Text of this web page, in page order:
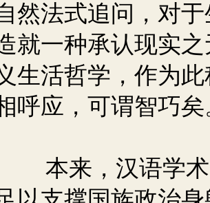
然法式追问，对
就一种承认现实
生活哲学，作为
呼应，可谓智巧矣
本来，汉语学